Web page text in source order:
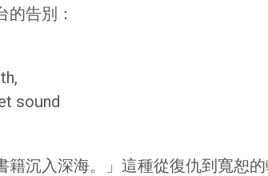
告別：
sound
籍沉入深海。」這種從復仇到寬